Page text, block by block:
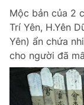
Mộc bản của 2
Trí Yên, H.Yên
Yên) ẩn chứa
cho người đã